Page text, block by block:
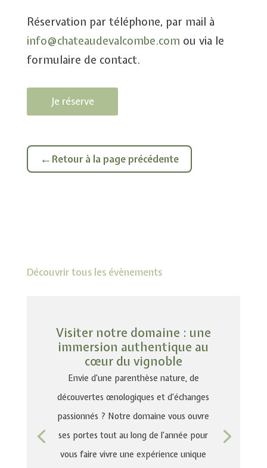
Réservation par téléphone, par mail à
info@chateaudevalcombe.com ou via le
formulaire de contact.
Je réserve
← Retour à la page précédente
Découvrir tous les évènements
Visiter notre domaine : une
immersion authentique au
cœur du vignoble
Envie d’une parenthèse nature, de
découvertes œnologiques et d’échanges
passionnés ? Notre domaine vous ouvre
ses portes tout au long de l’année pour
vous faire vivre une expérience unique